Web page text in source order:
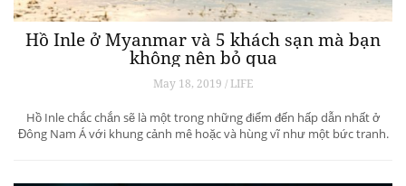
Hồ Inle ở Myanmar và 5 khách sạn mà bạn
không nên bỏ qua
May 18, 2019 / LIFE
Hồ Inle chắc chắn sẽ là một trong những điểm đến hấp dẫn nhất ở
Đông Nam Á với khung cảnh mê hoặc và hùng vĩ như một bức tranh.